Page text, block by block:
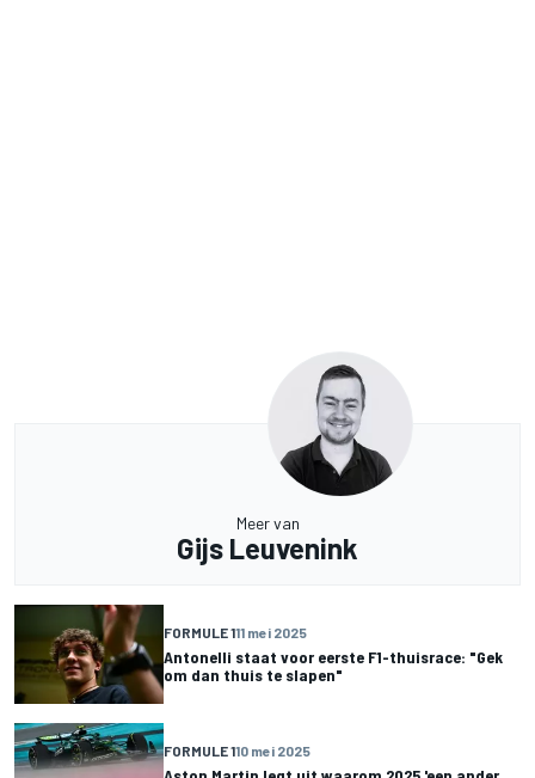
Meer van
Gijs Leuvenink
FORMULE 111 mei 2025
Antonelli staat voor eerste F1-thuisrace: "Gek
om dan thuis te slapen"
FORMULE 110 mei 2025